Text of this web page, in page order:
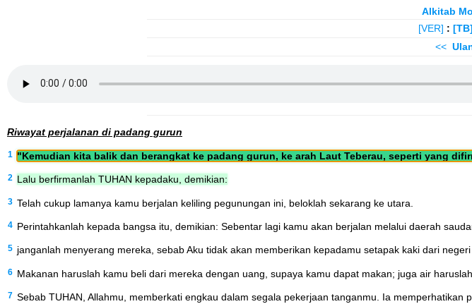
Alkitab
[VER] : [TB]
<<
Riwayat perjalanan di padang gurun
1 "Kemudian kita balik dan berangkat ke padang gurun, ke arah Laut Teberau, seperti yang
2 Lalu berfirmanlah TUHAN kepadaku, demikian:
3 Telah cukup lamanya kamu berjalan keliling pegunungan ini, beloklah sekarang ke utara.
4 Perintahkanlah kepada bangsa itu, demikian: Sebentar lagi kamu akan berjalan melalui daerah
5 janganlah menyerang mereka, sebab Aku tidak akan memberikan kepadamu setapak kaki dari
6 Makanan haruslah kamu beli dari mereka dengan uang, supaya kamu dapat makan; juga air
7 Sebab TUHAN, Allahmu, memberkati engkau dalam segala pekerjaan tanganmu. Ia